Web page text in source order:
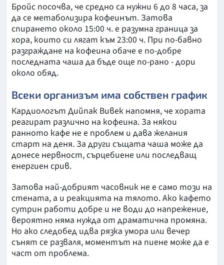
Бройс посочва, че средно са нужни 6 до 8 часа, за
да се метаболизира кофеинът. Затова
спирането около 15:00 ч. е разумна граница за
хора, които си лягат към 23:00 ч. При по-бавно
разграждане на кофеина обаче е по-добре
последната чаша да бъде още по-рано - дори
около обяд.
Всеки организъм има собствен график
Кардиологът Дийпак Вивек напомня, че хората
реагират различно на кофеина. За някои
ранното кафе не е проблем и дава желания
старт на деня. За други същата чаша може да
донесе нервност, сърцебиене или последващ
енергиен срив.
Затова най-добрият часовник не е само този на
стената, а и реакцията на тялото. Ако кафето
сутрин работи добре и не води до напрежение,
вероятно няма нужда от драматична промяна.
Но ако следобед идва рязка умора или вечер
сънят се разваля, моментът на пиене може да е
част от проблема.